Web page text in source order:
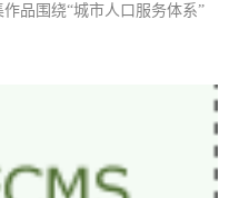
品围绕“城市人口服务体系”